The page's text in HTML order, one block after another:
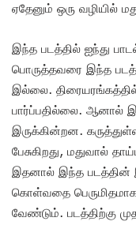
ஏதேனும் ஒரு வழியில்
இந்த படத்தில் ஐந்து
பொருத்தவரை இந்த
இல்லை. திரையரங்கத்தில்
பார்ப்பதில்லை. ஆனால்
இருக்கின்றன.
பேசுகிறது, மதுவால்
இதனால் இந்த படத்தின்
கொள்வதை பெருமிதமாக
வேண்டும். படத்திற்கு